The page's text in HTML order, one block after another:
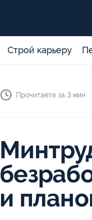
Строй карьеру
Прочитаете за 3 мин
и